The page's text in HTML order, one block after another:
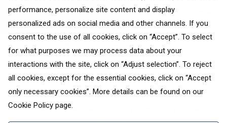
performance, personalize site content and display
personalized ads on social media and other channels. If you
consent to the use of all cookies, click on “Accept”. To select
for what purposes we may process data about your
interactions with the site, click on “Adjust selection”. To reject
all cookies, except for the essential cookies, click on “Accept
only necessary cookies”. More details can be found on our
Cookie Policy page.
может похвастаться одними из лучших видов на
городской горизонт. Посещение этого места –
занятие чрезвычайно романтическое и
созерцательное, сопровождаемое
очаровательными тропами и скалистыми
водопадами. Это идеальное место для
свидания, чтения книги или даже её написания.